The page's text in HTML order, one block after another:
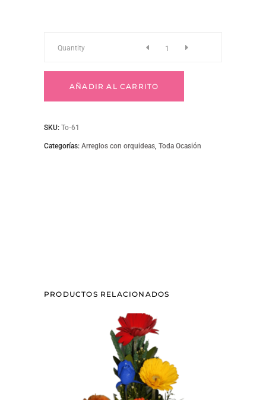
To-
Quantity
AÑADIR AL CARRITO
SKU: To-61
Categorías: Arreglos con orquideas, Toda Ocasión
PRODUCTOS RELACIONADOS